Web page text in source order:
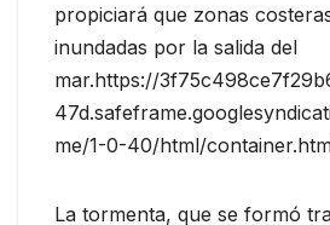
propiciará que zonas
inundadas por la salida del
mar.https://
me/1-0-40/html/
La tormenta, que se formó